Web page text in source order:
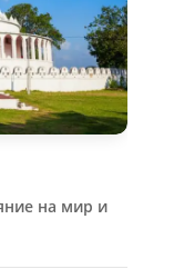
на мир и